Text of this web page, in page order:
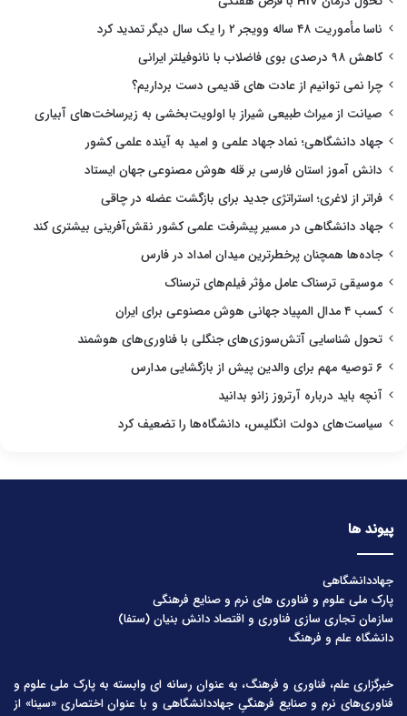
ناسا مأموریت ۴۸ ساله وویجر ۲ را یک سال دیگر تمدید کرد
کاهش ۹۸ درصدی بوی فاضلاب با نانوفیلتر ایرانی
چرا نمی توانیم از عادت های قدیمی دست برداریم؟
صیانت از میراث طبیعی شیراز با اولویت‌بخشی به زیرساخت‌های آبیاری
جهاد دانشگاهی؛ نماد جهاد علمی و امید به آینده علمی کشور
دانش آموز استان فارسی بر قله هوش مصنوعی جهان ایستاد
فراتر از لاغری؛ استراتژی جدید برای بازگشت عضله در چاقی
جهاد دانشگاهی در مسیر پیشرفت علمی کشور نقش‌آفرینی بیشتری کند
جاده‌ها همچنان پرخطرترین میدان امداد در فارس
موسیقی ترسناک عامل مؤثر فیلم‌های ترسناک
کسب ۴ مدال المپیاد جهانی هوش مصنوعی برای ایران
تحول شناسایی آتش‌سوزی‌های جنگلی با فناوری‌های هوشمند
۶ توصیه مهم برای والدین پیش از بازگشایی مدارس
آنچه باید درباره آرتروز زانو بدانید
سیاست‌های دولت انگلیس، دانشگاه‌ها را تضعیف کرد
پیوند ها
جهاددانشگاهی
پارک ملی علوم و فناوری های نرم و صنایع فرهنگی
سازمان تجاری سازی فناوری و اقتصاد دانش بنیان (ستفا)
دانشگاه علم و فرهنگ
خبرگزاری علم، فناوری و فرهنگ، به عنوان رسانه ای وابسته به پارک ملی علوم و
فناوری‌های نرم و صنایع فرهنگیِ جهاددانشگاهی و با عنوان اختصاری «سینا» از